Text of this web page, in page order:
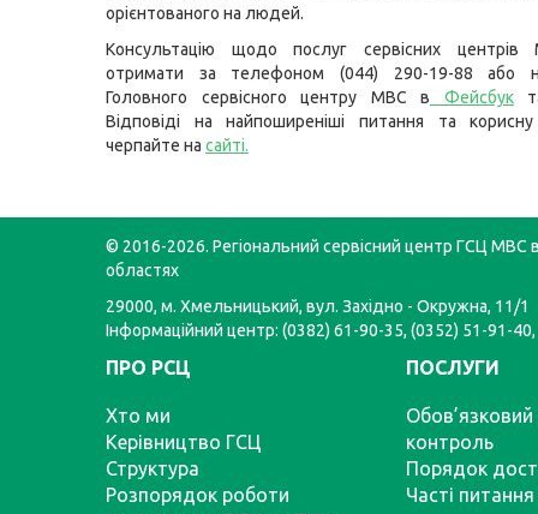
орієнтованого на людей.
Консультацію щодо послуг сервісних
отримати за телефоном (044) 290-19-88 або
Головного сервісного центру МВС в
Фейсбук
Відповіді на найпоширеніші питання та
черпайте на сайті.
© 2016-2026. Регіональний сервісний центр ГСЦ МВС
областях
29000, м. Хмельницький, вул. Західно - Окружна, 11/1
Інформаційний центр: (0382) 61-90-35, (0352) 51-91-
ПРО РСЦ
Хто ми
Керівництво ГСЦ
Структура
Розпорядок роботи
ПОСЛУГИ
Обов’язковий
контроль
Порядок
Часті питання